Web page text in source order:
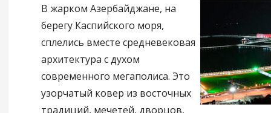
В жарком Азербайджане, на
берегу Каспийского моря,
сплелись вместе средневековая
архитектура с духом
современного мегаполиса. Это
узорчатый ковер из восточных
традиций, мечетей, дворцов,